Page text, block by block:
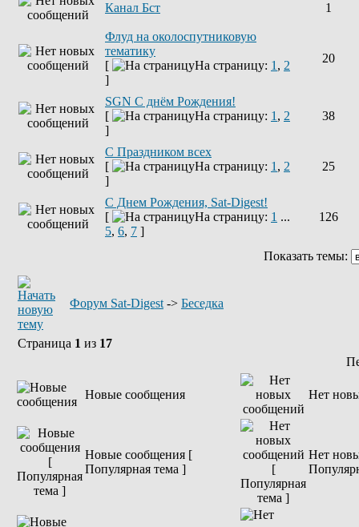
Канал Бст 1
Флуд на околоспутниковую
тематику
[
На страницу: 1 , 2
]
20
SGN C днём Рождения!
[
На страницу: 1 , 2
]
38
С Праздником всех
[
На страницу: 1 , 2
]
25
С Днем Рождения, Sat-Digest!
[
На страницу: 1 ...
5, 6, 7 ]
126
Показать темы:
Форум Sat-Digest -> Беседка
Страница 1 из 17
Новые сообщения Нет
Новые сообщения [
Популярная тема ]
Нет